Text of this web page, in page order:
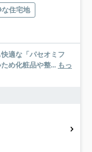
な住宅地
適な「パセオミフ
め化粧品や整... もっ